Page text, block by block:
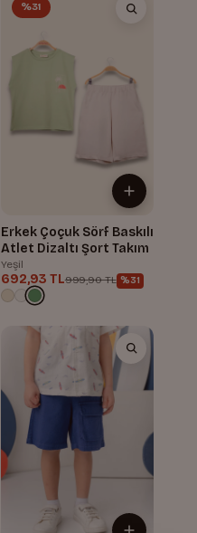
%31
Erkek Çoçuk Sörf Baskılı
Atlet Dizaltı Şort Takım
Yeşil
692,93 TL999,90 TL %31